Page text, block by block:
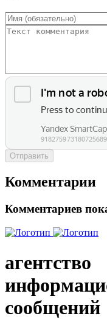
Отправить
Комментарии
Комментариев
агентство
сообщений